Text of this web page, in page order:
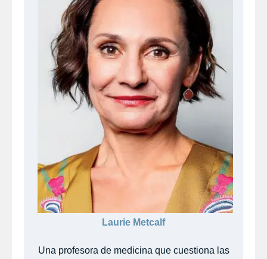
Laurie Metcalf
Una profesora de medicina que cuestiona las